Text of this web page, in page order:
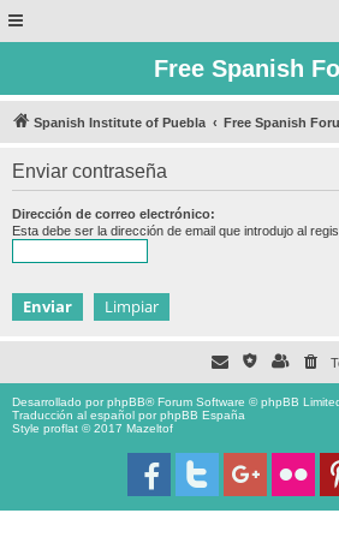
Free Spanish
Spanish Institute of Puebla Free Spanish
Enviar contraseña
Dirección de correo electrónico:
Esta debe ser la dirección de email que introdujo al
Desarrollado porphpBB® Forum Software © phpBB
Traducción al español porphpBB España
Style proflat © 2017 Mazeltof